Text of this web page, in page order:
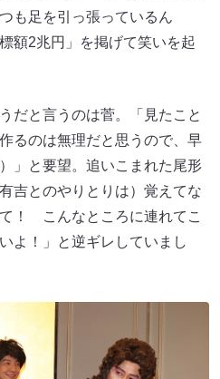
も足を引っ張っているん
額2兆円」を掲げて笑いを起
だと言うのは菅。「見たこと
るのは無理だと思うので、早
」と要望。追いこまれた尾形
吉とのやりとりは）覚えてな
！ こんなところに連れてこ
よ！」と逆ギレしていまし